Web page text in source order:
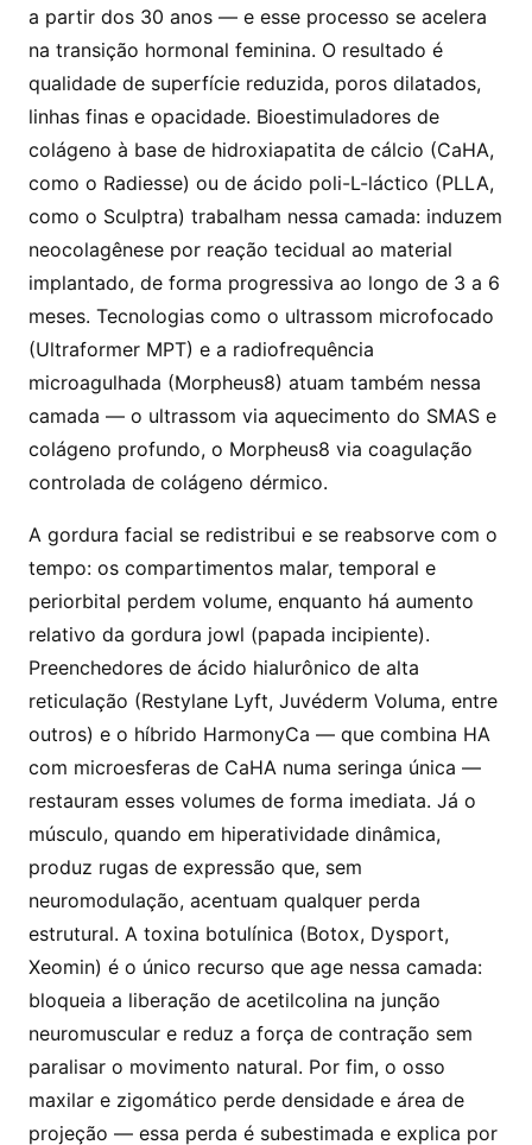
a partir dos 30 anos — e esse processo se acelera
na transição hormonal feminina. O resultado é
qualidade de superfície reduzida, poros dilatados,
linhas finas e opacidade. Bioestimuladores de
colágeno à base de hidroxiapatita de cálcio (CaHA,
como o Radiesse) ou de ácido poli-L-láctico (PLLA,
como o Sculptra) trabalham nessa camada: induzem
neocolagênese por reação tecidual ao material
implantado, de forma progressiva ao longo de 3 a 6
meses. Tecnologias como o ultrassom microfocado
(Ultraformer MPT) e a radiofrequência
microagulhada (Morpheus8) atuam também nessa
camada — o ultrassom via aquecimento do SMAS e
colágeno profundo, o Morpheus8 via coagulação
controlada de colágeno dérmico.
A gordura facial se redistribui e se reabsorve com o
tempo: os compartimentos malar, temporal e
periorbital perdem volume, enquanto há aumento
relativo da gordura jowl (papada incipiente).
Preenchedores de ácido hialurônico de alta
reticulação (Restylane Lyft, Juvéderm Voluma, entre
outros) e o híbrido HarmonyCa — que combina HA
com microesferas de CaHA numa seringa única —
restauram esses volumes de forma imediata. Já o
músculo, quando em hiperatividade dinâmica,
produz rugas de expressão que, sem
neuromodulação, acentuam qualquer perda
estrutural. A toxina botulínica (Botox, Dysport,
Xeomin) é o único recurso que age nessa camada:
bloqueia a liberação de acetilcolina na junção
neuromuscular e reduz a força de contração sem
paralisar o movimento natural. Por fim, o osso
maxilar e zigomático perde densidade e área de
projeção — essa perda é subestimada e explica por